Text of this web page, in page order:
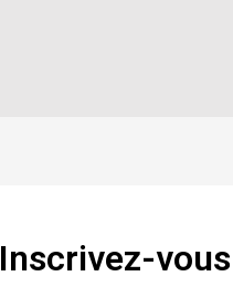
Inscrivez-